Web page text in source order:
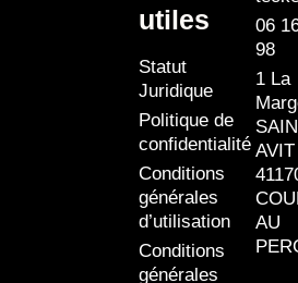
utiles
Statut
Juridique
Politique de
confidentialité
Conditions
générales
d’utilisation
Conditions
générales
06
98
1 La
AVIT
AU